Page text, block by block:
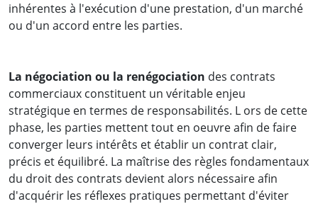
inhérentes à l'exécution d'une prestation, d'un marché
ou d'un accord entre les parties.
La négociation ou la renégociation des contrats
commerciaux constituent un véritable enjeu
stratégique en termes de responsabilités. L ors de cette
phase, les parties mettent tout en oeuvre afin de faire
converger leurs intérêts et établir un contrat clair,
précis et équilibré. La maîtrise des règles fondamentaux
du droit des contrats devient alors nécessaire afin
d'acquérir les réflexes pratiques permettant d'éviter